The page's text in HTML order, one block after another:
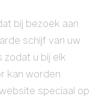
bij bezoek aan
schijf van uw
u bij elk
kan worden
speciaal op